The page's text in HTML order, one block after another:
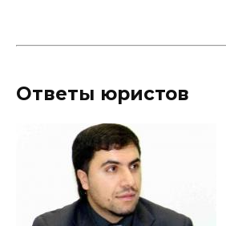
Ответы юристов